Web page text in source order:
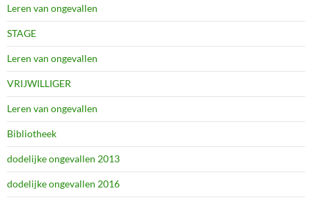
Leren van ongevallen
STAGE
Leren van ongevallen
VRIJWILLIGER
Leren van ongevallen
Bibliotheek
dodelijke ongevallen 2013
dodelijke ongevallen 2016